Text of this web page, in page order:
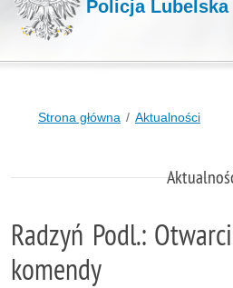
Policja Lubelska
Strona główna Aktualności
Radzyń Podl.:
komendy